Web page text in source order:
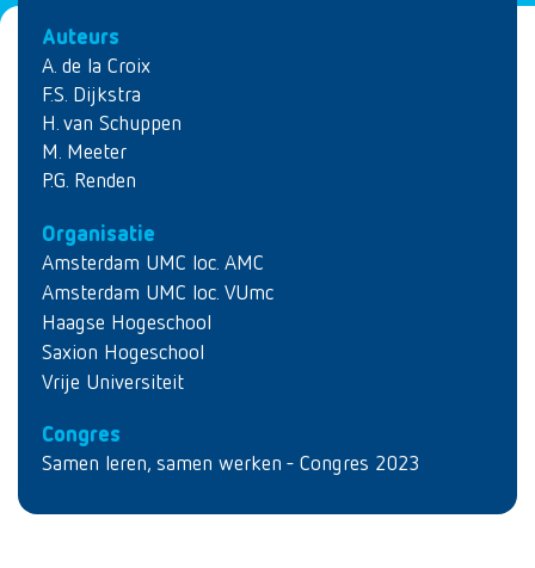
Auteurs
A. de la Croix
F.S. Dijkstra
H. van Schuppen
M. Meeter
P.G. Renden
Organisatie
Amsterdam UMC loc. AMC
Amsterdam UMC loc. VUmc
Haagse Hogeschool
Saxion Hogeschool
Vrije Universiteit
Congres
Samen leren, samen werken - Congres 2023